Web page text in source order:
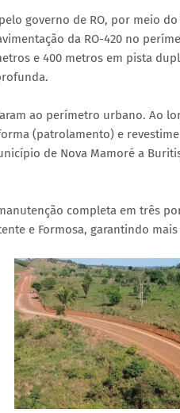
governo de RO, por meio
da RO-420 no
e 400 metros em pista
ao perímetro urbano. Ao
(patrolamento) e
de Nova Mamoré a
completa em três
e Formosa, garantindo